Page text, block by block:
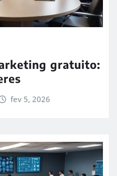
gratuito:
fev 5, 2026